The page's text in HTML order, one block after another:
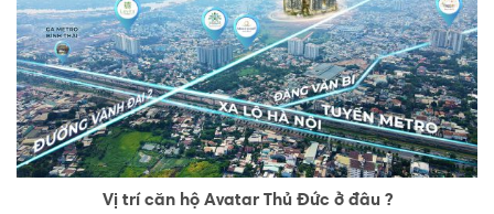
Vị trí căn hộ Avatar Thủ Đức ở đâu ?